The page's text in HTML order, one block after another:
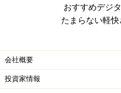
おすすめデジ
たまらない軽
会社概要
投資家情報